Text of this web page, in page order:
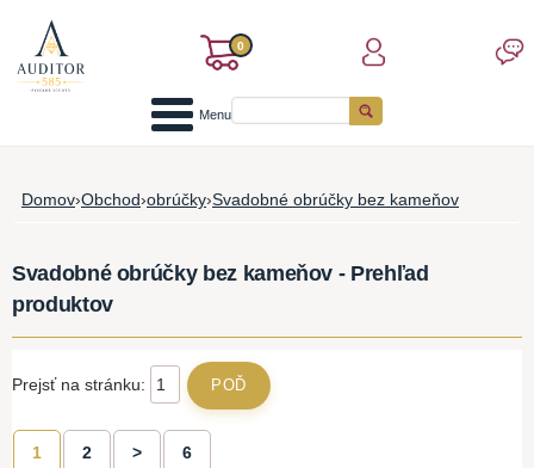
0
Menu
Domov›Obchod›obrúčky›Svadobné obrúčky bez kameňov
Svadobné obrúčky bez kameňov - Prehľad
produktov
Prejsť na stránku:
1 2 > 6